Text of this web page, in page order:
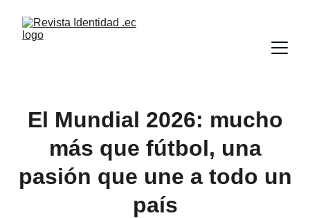
El Mundial 2026: mucho
más que fútbol, una
pasión que une a todo un
país